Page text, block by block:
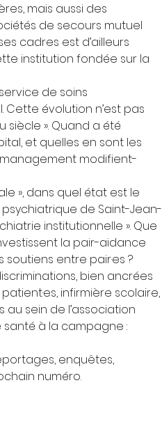
mais aussi des
de secours mutuel
cadres est d’ailleurs
institution fondée sur la
de soins
évolution n’est pas
». Quand a été
et quelles en sont les
management modifient-
», dans quel état est le
psychiatrique de Saint-Jean-
institutionnelle ». Que
la pair-aidance
entre pair·es ?
bien ancrées
infirmière scolaire,
au sein de l’association
à la campagne :
enquêtes,
numéro.